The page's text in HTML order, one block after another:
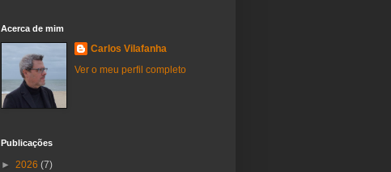
Acerca de mim
Carlos Vilafanha
Ver o meu perfil completo
Publicações
► 2026 (7)